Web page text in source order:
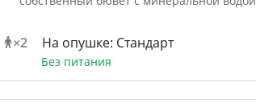
×2 На опушке: Стандарт
Без питания